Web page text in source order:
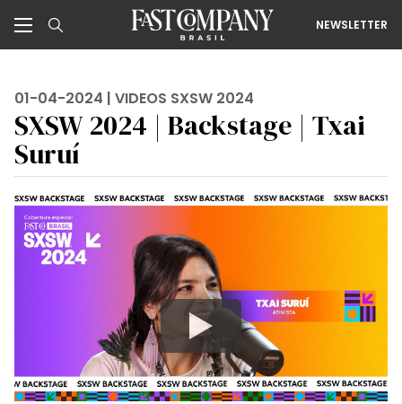
NEWSLETTER
01-04-2024 | VIDEOS SXSW 2024
SXSW 2024 | Backstage | Txai
Suruí